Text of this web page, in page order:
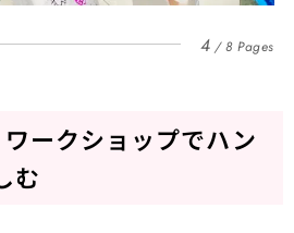
4 8 Pages
ワークショップでハン
む